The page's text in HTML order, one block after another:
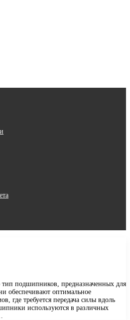
подшипников, предназначенных для
обеспечивают оптимальное
где требуется передача силы вдоль
используются в различных